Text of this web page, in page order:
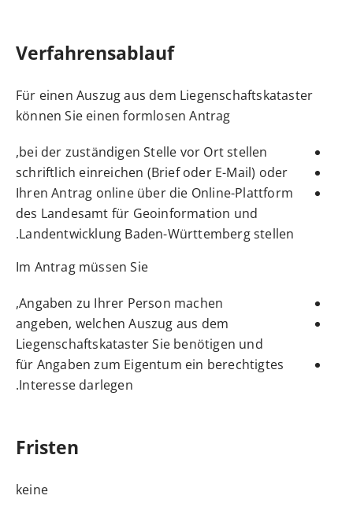
Verfahrensablauf
Für einen Auszug aus dem Liegenschaftskataster
können Sie einen formlosen Antrag
bei der zuständigen Stelle vor Ort stellen,
schriftlich einreichen (Brief oder E-Mail) oder
Ihren Antrag online über die Online-Plattform
des Landesamt für Geoinformation und
Landentwicklung Baden-Württembergstellen.
Im Antrag müssen Sie
Angaben zu Ihrer Person machen,
angeben, welchen Auszug aus dem
Liegenschaftskataster Sie benötigen und
für Angaben zum Eigentum ein berechtigtes
Interesse darlegen.
Fristen
keine